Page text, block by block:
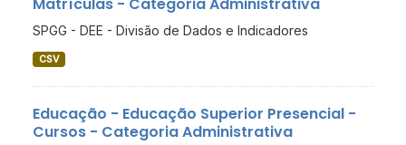
SPGG - DEE - Divisão de Dados e Indicadores
CSV
Educação - Educação Superior Presencial -
Cursos - Categoria Administrativa